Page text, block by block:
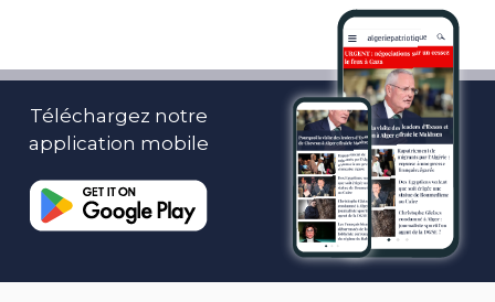
Téléchargez notre
application mobile